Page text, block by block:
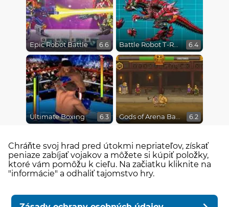
Epic Robot Battle 6.6 Battle Robot T-Rex Age 6.4
Ultimate Boxing 6.3 Gods of Arena Battles 6.2
Chráňte svoj hrad pred útokmi nepriateľov, získať
peniaze zabíjať vojakov a môžete si kúpiť položky,
ktoré vám pomôžu k cieľu. Na začiatku kliknite na
"informácie" a odhaliť tajomstvo hry.